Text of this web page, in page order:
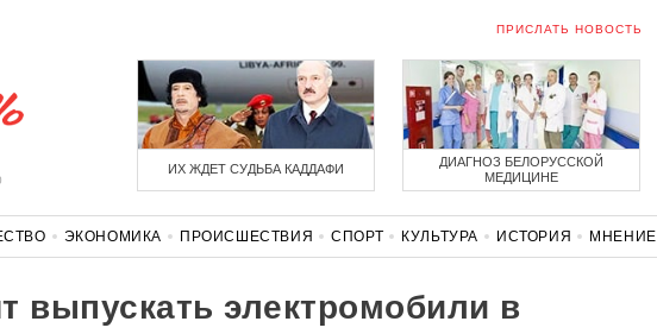
ПРИСЛАТЬ НОВОСТЬ
ИХ ЖДЕТ СУДЬБА КАДДАФИ
ДИАГНОЗ БЕЛОРУССКОЙ
МЕДИЦИНЕ
ЭКОНОМИКА ПРОИСШЕСТВИЯ СПОРТ КУЛЬТУРА ИСТОРИЯ МНЕНИЕ
выпускать электромобили в